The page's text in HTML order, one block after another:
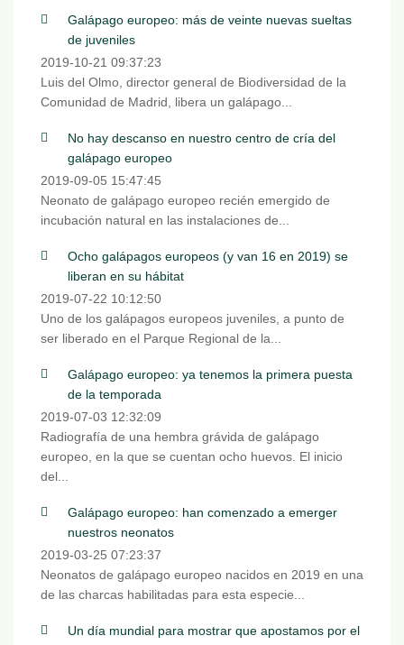
Galápago europeo: más de veinte nuevas sueltas
de juveniles
2019-10-21 09:37:23
Luis del Olmo, director general de Biodiversidad de la
Comunidad de Madrid, libera un galápago...
No hay descanso en nuestro centro de cría del
galápago europeo
2019-09-05 15:47:45
Neonato de galápago europeo recién emergido de
incubación natural en las instalaciones de...
Ocho galápagos europeos (y van 16 en 2019) se
liberan en su hábitat
2019-07-22 10:12:50
Uno de los galápagos europeos juveniles, a punto de
ser liberado en el Parque Regional de la...
Galápago europeo: ya tenemos la primera puesta
de la temporada
2019-07-03 12:32:09
Radiografía de una hembra grávida de galápago
europeo, en la que se cuentan ocho huevos. El inicio
del...
Galápago europeo: han comenzado a emerger
nuestros neonatos
2019-03-25 07:23:37
Neonatos de galápago europeo nacidos en 2019 en una
de las charcas habilitadas para esta especie...
Un día mundial para mostrar que apostamos por el